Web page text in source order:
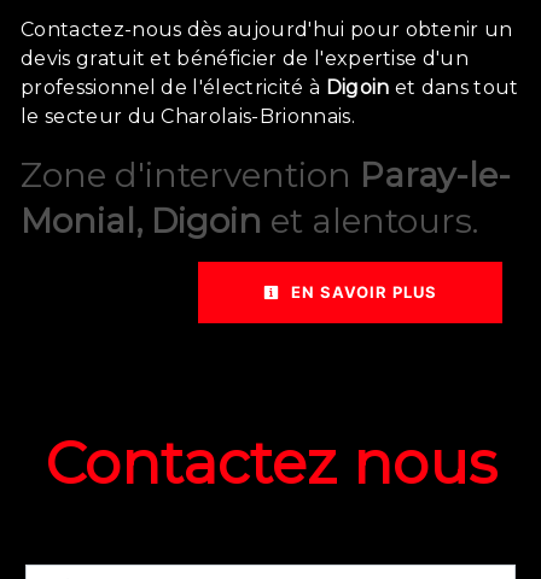
Contactez-nous dès aujourd'hui pour obtenir un
devis gratuit et bénéficier de l'expertise d'un
professionnel de l'électricité à Digoin et dans tout
le secteur du Charolais-Brionnais.
Zone d'intervention Paray-le-
Monial, Digoin et alentours.
EN SAVOIR PLUS
Contactez nous